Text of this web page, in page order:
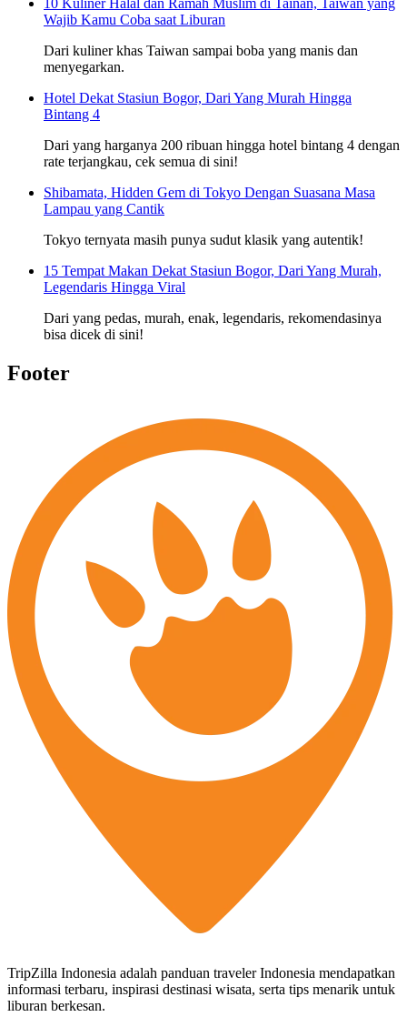
Wajib Kamu Coba saat Liburan
Dari kuliner khas Taiwan sampai boba yang manis dan
menyegarkan.
Hotel Dekat Stasiun Bogor, Dari Yang Murah Hingga
Bintang 4
Dari yang harganya 200 ribuan hingga hotel bintang 4 dengan
rate terjangkau, cek semua di sini!
Shibamata, Hidden Gem di Tokyo Dengan Suasana Masa
Lampau yang Cantik
Tokyo ternyata masih punya sudut klasik yang autentik!
15 Tempat Makan Dekat Stasiun Bogor, Dari Yang Murah,
Legendaris Hingga Viral
Dari yang pedas, murah, enak, legendaris, rekomendasinya
bisa dicek di sini!
Footer
TripZilla Indonesia adalah panduan traveler Indonesia mendapatkan
informasi terbaru, inspirasi destinasi wisata, serta tips menarik untuk
liburan berkesan.